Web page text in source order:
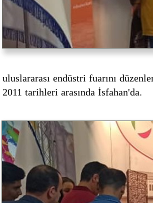
uluslararası endüstri fuarını
2011 tarihleri ​​arasında İsfahan'da.